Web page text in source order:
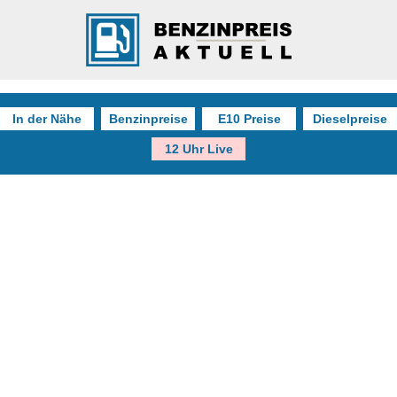
In der Nähe Benzinpreise E10 Preise Dieselpreise
12 Uhr Live